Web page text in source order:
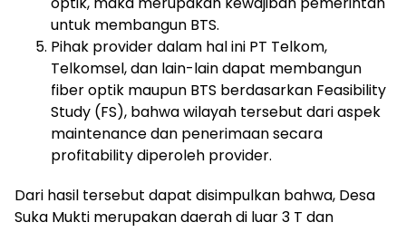
untuk membangun BTS.
Pihak provider dalam hal ini PT Telkom,
Telkomsel, dan lain-lain dapat membangun
fiber optik maupun BTS berdasarkan Feasibility
Study (FS), bahwa wilayah tersebut dari aspek
maintenance dan penerimaan secara
profitability diperoleh provider.
Dari hasil tersebut dapat disimpulkan bahwa, Desa
Suka Mukti merupakan daerah di luar 3 T dan